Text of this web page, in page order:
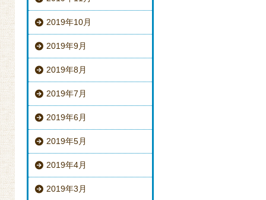
2019年10月
2019年9月
2019年8月
2019年7月
2019年6月
2019年5月
2019年4月
2019年3月